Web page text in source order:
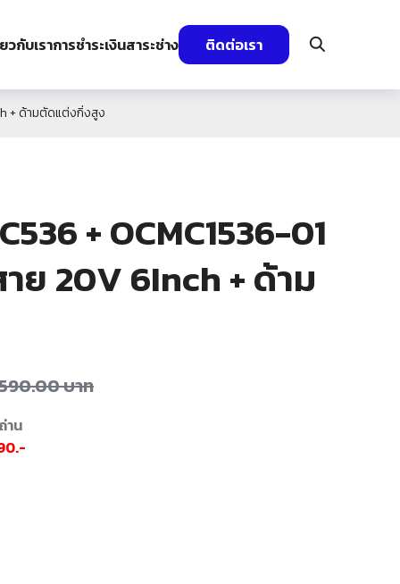
วกับเราการชำระเงินสาระช่าง ติดต่อเรา
+ ด้ามตัดแต่งกิ่งสูง
+ OCMC1536-01
ย 20V 6Inch + ด้าม
บาท
าน